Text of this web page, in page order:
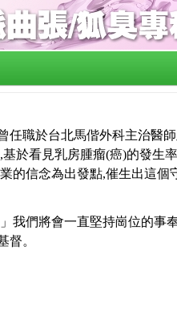
任職於台北馬偕外科主治醫
於看見乳房腫瘤(癌)的發生
的信念為出發點,催生出這個
我們將會一直堅持崗位的事
督。